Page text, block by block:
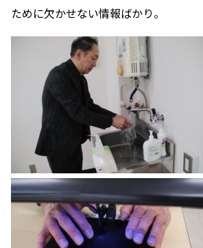
ために欠かせない情報ばかり。